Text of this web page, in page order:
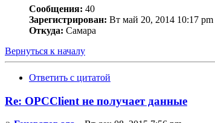
Сообщения: 40
Зарегистрирован: Вт май 20, 2014 10:17 pm
Откуда: Самара
Вернуться к началу
Ответить с цитатой
Re: OPCClient не получает данные